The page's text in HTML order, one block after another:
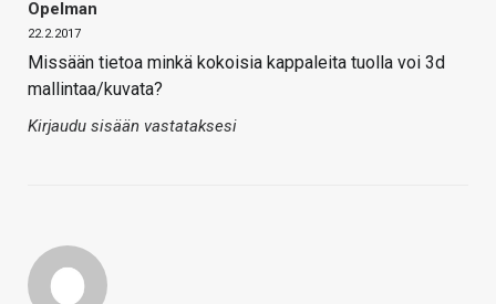
Opelman
22.2.2017
Missään tietoa minkä kokoisia kappaleita tuolla voi 3d
mallintaa/kuvata?
Kirjaudu sisään vastataksesi